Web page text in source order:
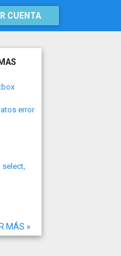
CUENTA
error
select,
MÁS »